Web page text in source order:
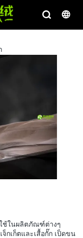
ช้ในผลิตภัณฑ์ต่างๆ
กเก็ตและเสื้อกั๊ก เป็ดขน